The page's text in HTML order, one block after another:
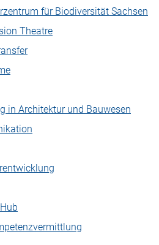
für Biodiversität Sachsen
Theatre
in Architektur und Bauwesen